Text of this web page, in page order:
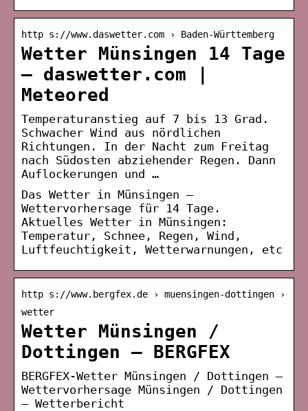
http s://www.daswetter.com › Baden-Württemberg
Wetter Münsingen 14 Tage
– daswetter.com |
Meteored
Temperaturanstieg auf 7 bis 13 Grad.
Schwacher Wind aus nördlichen
Richtungen. In der Nacht zum Freitag
nach Südosten abziehender Regen. Dann
Auflockerungen und …
Das Wetter in Münsingen –
Wettervorhersage für 14 Tage.
Aktuelles Wetter in Münsingen:
Temperatur, Schnee, Regen, Wind,
Luftfeuchtigkeit, Wetterwarnungen, etc
http s://www.bergfex.de › muensingen-dottingen ›
wetter
Wetter Münsingen /
Dottingen – BERGFEX
BERGFEX-Wetter Münsingen / Dottingen –
Wettervorhersage Münsingen / Dottingen
– Wetterbericht